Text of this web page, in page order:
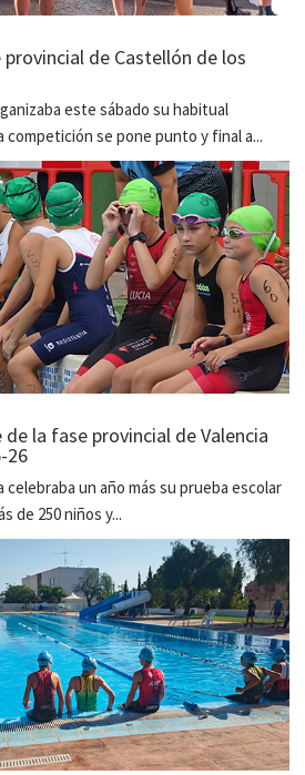
de Castellón de los
este sábado su habitual
competición se pone punto y final a...
la fase provincial de Valencia
26
celebraba un año más su prueba escolar
de 250 niños y...